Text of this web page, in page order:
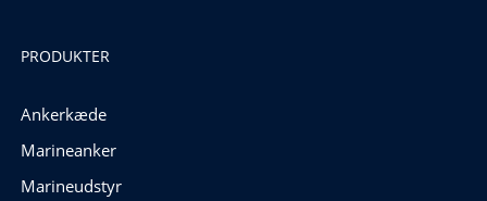
PRODUKTER
Ankerkæde
Marineanker
Marineudstyr